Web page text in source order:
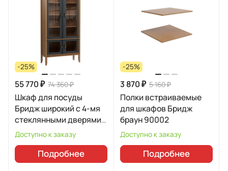
-25%
55 770 ₽ 74 360 ₽
Шкаф для посуды
Бридж широкий с 4-мя
стеклянными дверями
96400
Доступно к заказу
Подробнее
-25%
3 870 ₽ 5 160 ₽
Полки встраиваемые
для шкафов Бридж
браун 90002
Доступно к заказу
Подробнее